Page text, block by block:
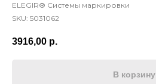
ELEGIR® Системы маркировки
SKU: 5031062
3916,00 р.
В корзину